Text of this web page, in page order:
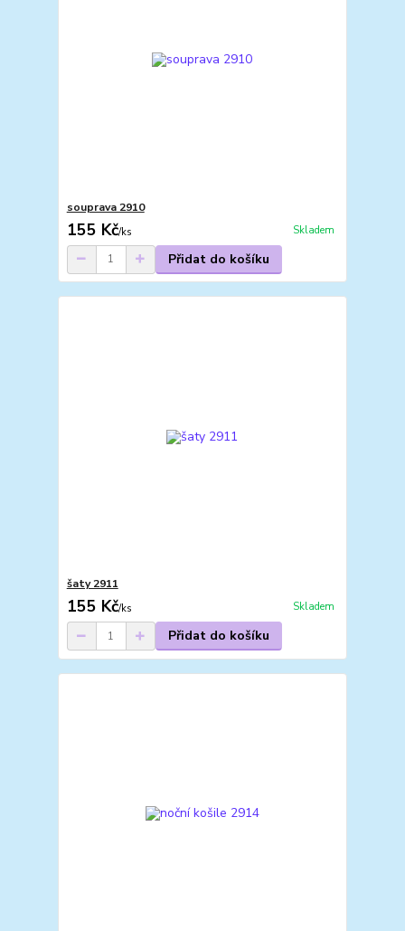
souprava 2910
155 Kč/ks Skladem
Přidat do košíku
šaty 2911
155 Kč/ks Skladem
Přidat do košíku